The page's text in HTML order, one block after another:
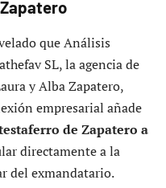
que Análisis
SL, la agencia de
y Alba Zapatero,
empresarial añade
de Zapatero a
directamente a la
del exmandatario.